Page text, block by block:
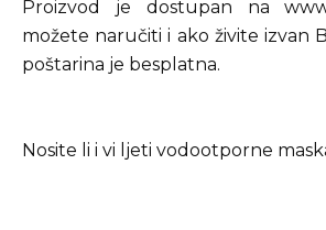
Proizvod je dostupan na
možete naručiti i ako živite izvan
poštarina je besplatna.
Nosite li i vi ljeti vodootporne